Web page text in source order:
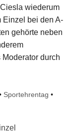
wiederum
Einzel bei den A-
gehörte neben
durch
Sportehrentag •